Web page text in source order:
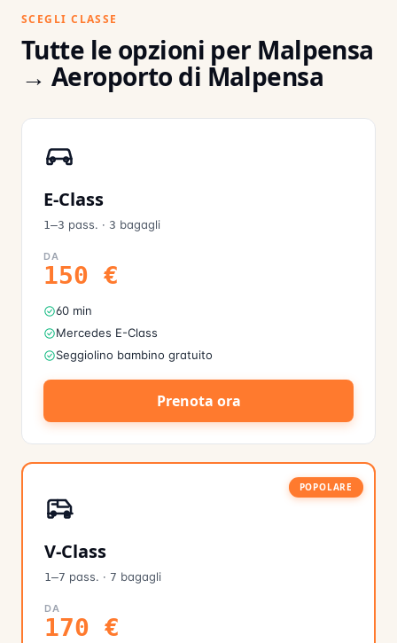
SCEGLI CLASSE
Tutte le opzioni per Malpensa
→ Aeroporto di Malpensa
E-Class
1–3 pass. · 3 bagagli
DA
150 €
60 min
Mercedes E-Class
Seggiolino bambino gratuito
Prenota ora
POPOLARE
V-Class
1–7 pass. · 7 bagagli
DA
170 €